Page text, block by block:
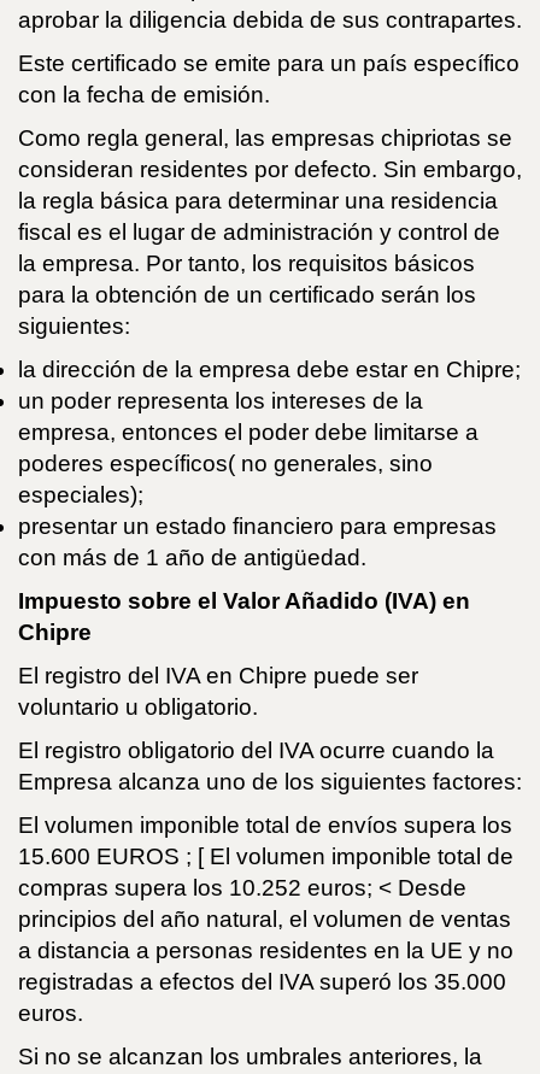
aprobar la diligencia debida de sus contrapartes.
Este certificado se emite para un país específico
con la fecha de emisión.
Como regla general, las empresas chipriotas se
consideran residentes por defecto. Sin embargo,
la regla básica para determinar una residencia
fiscal es el lugar de administración y control de
la empresa. Por tanto, los requisitos básicos
para la obtención de un certificado serán los
siguientes:
la dirección de la empresa debe estar en Chipre;
un poder representa los intereses de la
empresa, entonces el poder debe limitarse a
poderes específicos( no generales, sino
especiales);
presentar un estado financiero para empresas
con más de 1 año de antigüedad.
Impuesto sobre el Valor Añadido (IVA) en
Chipre
El registro del IVA en Chipre puede ser
voluntario u obligatorio.
El registro obligatorio del IVA ocurre cuando la
Empresa alcanza uno de los siguientes factores:
El volumen imponible total de envíos supera los
15.600 EUROS ; [ El volumen imponible total de
compras supera los 10.252 euros; < Desde
principios del año natural, el volumen de ventas
a distancia a personas residentes en la UE y no
registradas a efectos del IVA superó los 35.000
euros.
Si no se alcanzan los umbrales anteriores, la